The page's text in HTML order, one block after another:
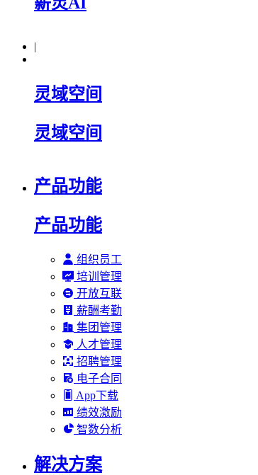
|
灵域空间
灵域空间
产品功能
产品功能
组织员工
培训管理
开放互联
薪酬考勤
集团管理
人才管理
招聘管理
电子合同
App下载
绩效激励
智数分析
解决方案